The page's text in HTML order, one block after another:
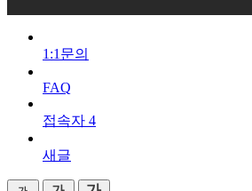
1:1문의
FAQ
접속자 4
새글